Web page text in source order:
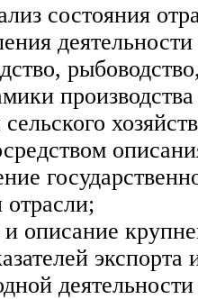
состояния
и описание